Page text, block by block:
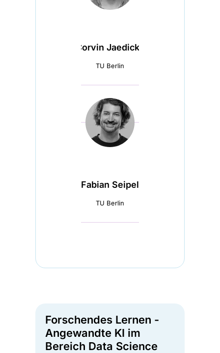
Corvin Jaedicke
TU Berlin
Fabian Seipel
TU Berlin
Forschendes Lernen -
Angewandte KI im
Bereich Data Science